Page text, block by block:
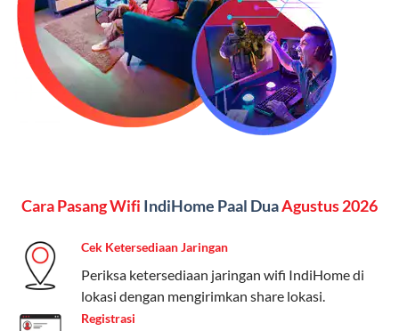
Kelebihan:Paket lengkap untuk pengguna yang
menginginkan internet, komunikasi, dan hiburan
(streaming & TV) dalam satu paket.
Paket Dynamic IP
keluarga, nelpon & SMS semua operator, dan akses
Kelebihan:
Cocok untuk pengguna yang membutuhkan
koneksi internet cepat dan stabil dengan fleksibilitas
kuota. Pilihan harga bervariasi sesuai kebutuhan.
Cara Pasang Wifi IndiHome Paal DuaAgustus 2026
Cek Ketersediaan Jaringan
Periksa ketersediaan jaringan wifi IndiHome di
lokasi dengan mengirimkan share lokasi.
Registrasi